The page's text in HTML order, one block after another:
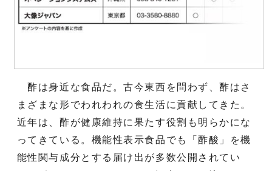
酢は身近な食品だ。古今東西を問わず、酢はさ
まざまな形でわれわれの食生活に貢献してきた。
近年は、酢が健康維持に果たす役割も明らかにな
ってきている。機能性表示食品でも「酢酸」を機
能性関与成分とする届け出が多数公開されてい